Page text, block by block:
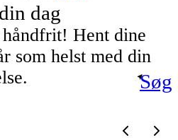
Søg
dag
Hent dine
som helst med din